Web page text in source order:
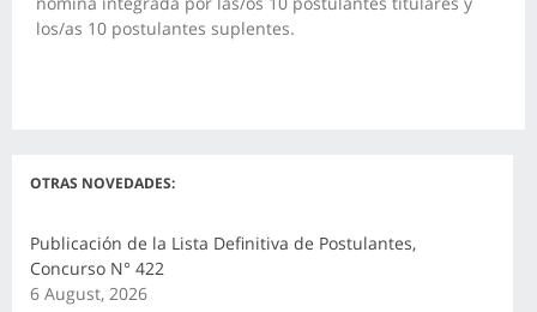
los/as 10 postulantes suplentes.
OTRAS NOVEDADES:
Publicación de la Lista Definitiva de Postulantes,
Concurso N° 422
6 August, 2026